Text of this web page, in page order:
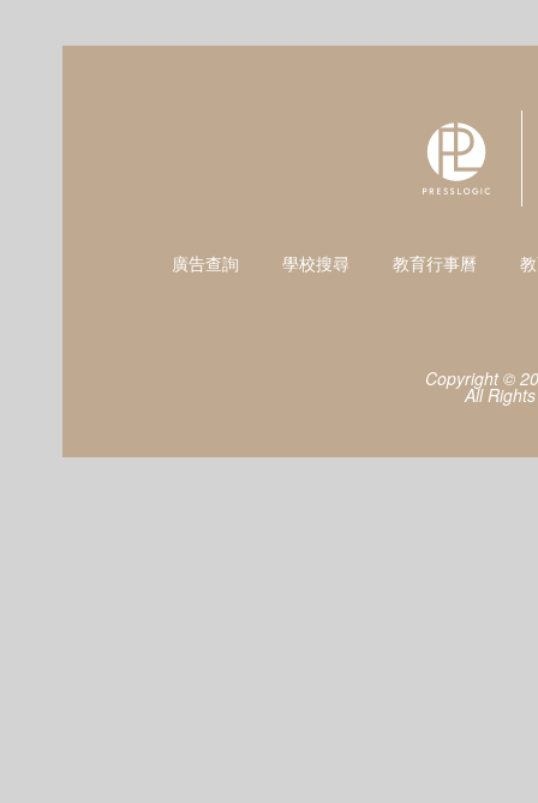
廣告查詢 學校搜尋 教育行事曆
Copyright ©
All